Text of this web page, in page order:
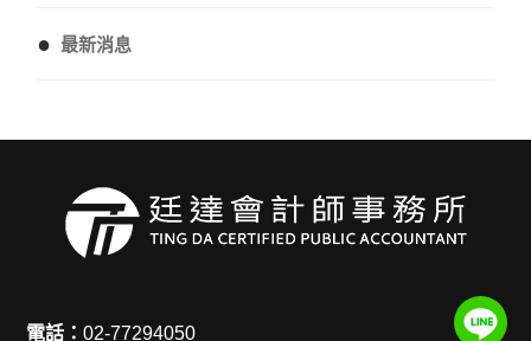
● 最新消息
電話：02-77294050